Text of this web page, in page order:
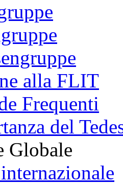
alla FLIT
Frequenti
del
Globale